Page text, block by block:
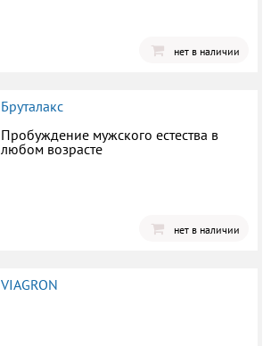
нет в наличии
Бруталакс
Пробуждение мужского естества в
любом возрасте
нет в наличии
VIAGRON